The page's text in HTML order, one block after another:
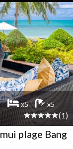
x5 x5
(1)
plage Bang